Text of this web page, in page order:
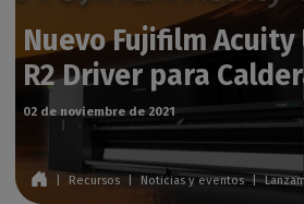
Nuevo Fujifilm
R2 Driver para
02 de noviembre de 2021
Recursos Noticias y eventos |